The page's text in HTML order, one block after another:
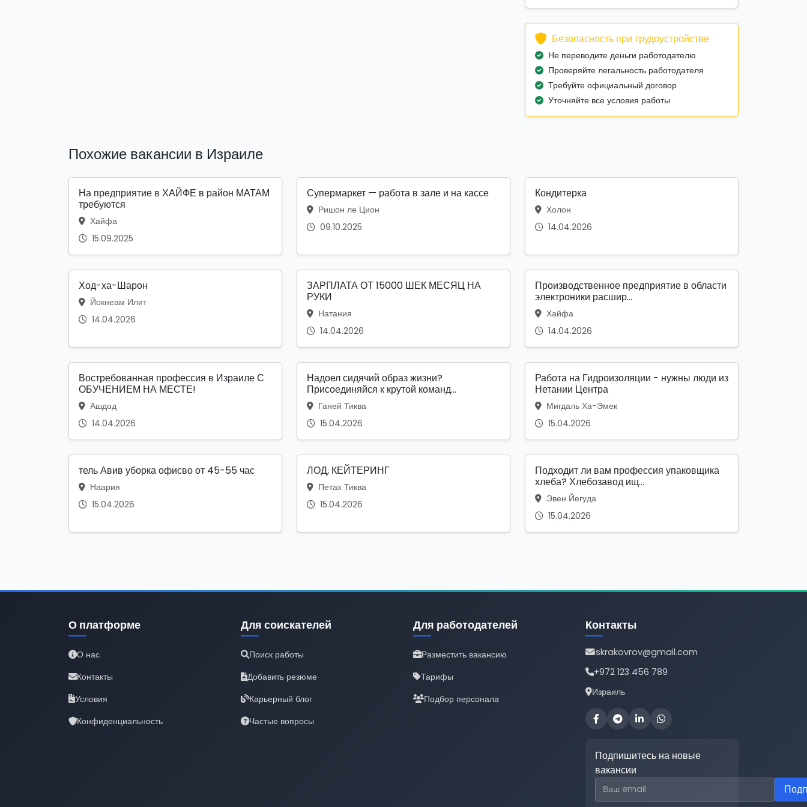
Безопасность при трудоустройстве
Не переводите деньги работодателю
Проверяйте легальность работодателя
Требуйте официальный договор
Уточняйте все условия работы
Похожие вакансии в Израиле
На предприятие в ХАЙФЕ в район МАТАМ
требуются
Хайфа
15.09.2025
Супермаркет — работа в зале и на кассе
Ришон ле Цион
09.10.2025
Кондитерка
Холон
14.04.2026
Ход-ха-Шарон
Йокнеам Илит
14.04.2026
ЗАРПЛАТА ОТ 15000 ШЕК МЕСЯЦ НА
РУКИ
Натания
14.04.2026
Производственное предприятие в области
электроники расшир...
Хайфа
14.04.2026
Востребованная профессия в Израиле С
ОБУЧЕНИЕМ НА МЕСТЕ!
Ашдод
14.04.2026
Надоел сидячий образ жизни?
Присоединяйся к крутой команд...
Ганей Тиква
15.04.2026
Работа на Гидроизоляции - нужны люди из
Нетании Центра
Мигдаль Ха-Эмек
15.04.2026
тель Авив уборка офисво от 45-55 час
Наария
15.04.2026
ЛОД, КЕЙТЕРИНГ
Петах Тиква
15.04.2026
Подходит ли вам профессия упаковщика
хлеба? Хлебозавод ищ...
Эвен Йегуда
15.04.2026
О платформе
О нас
Контакты
Условия
Конфиденциальность
Для соискателей
Поиск работы
Добавить резюме
Карьерный блог
Частые вопросы
Для работодателей
Разместить вакансию
Тарифы
Подбор персонала
Контакты
iskrakovrov@gmail.com
+972 123 456 789
Израиль
Подпишитесь на новые
вакансии
Email для подписки